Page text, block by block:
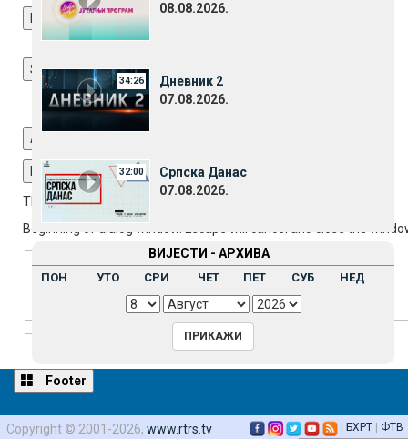
Descriptions
descriptions off
Subtitles
subtitles settings
, opens subtitles settings dialog
subtitles off, selected
Audio Track
Fullscreen
This is a modal window.
Beginning of dialog window. Escape will cancel and close the
Transparency
Color
Window
08.08.2026.
34:26
Дневник 2
07.08.2026.
32:00
Српска Данас
07.08.2026.
ВИЈЕСТИ - АРХИВА
ПОН УТО СРИ ЧЕТ ПЕТ СУБ НЕД
Footer
Copyright © 2001-2026, www.rtrs.tv БХРТ ФТВ